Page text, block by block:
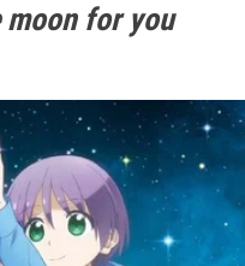
moon for you